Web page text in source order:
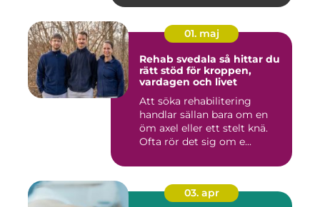
01. maj
Rehab svedala så hittar du
rätt stöd för kroppen,
vardagen och livet
Att söka rehabilitering
handlar sällan bara om en
öm axel eller ett stelt knä.
Ofta rör det sig om e...
03. apr